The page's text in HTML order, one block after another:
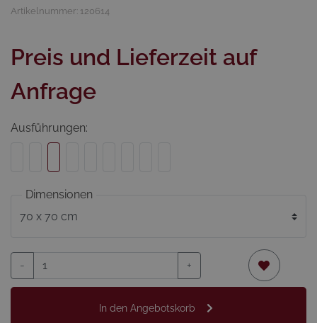
Artikelnummer: 120614
Preis und Lieferzeit auf
Anfrage
Ausführungen:
Dimensionen
- +
In den Angebotskorb